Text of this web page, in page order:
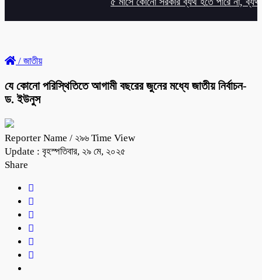
/ জাতীয়
যে কোনো পরিস্থিতিতে আগামী বছরের জুনের মধ্যে জাতীয় নির্বাচন-
ড. ইউনুস
Reporter Name / ২৯৬ Time View
Update : বৃহস্পতিবার, ২৯ মে, ২০২৫
Share